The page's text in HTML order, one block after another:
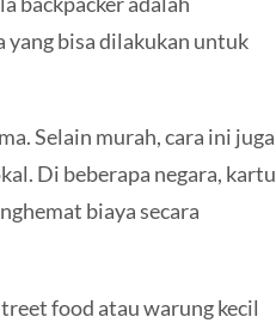
yang bisa dilakukan untuk
Selain murah, cara ini juga
Di beberapa negara, kartu
biaya secara
food atau warung kecil